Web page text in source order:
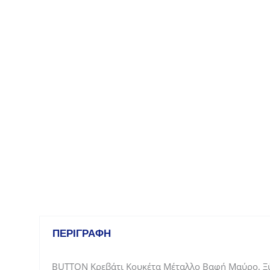
ΠΕΡΙΓΡΑΦΉ
BUTTON Κρεβάτι Κουκέτα Μέταλλο Βαφή Μαύρο,